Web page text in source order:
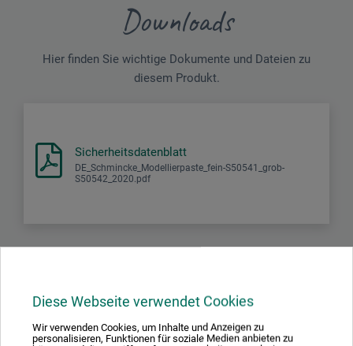
Diese Webseite verwendet Cookies
Wir verwenden Cookies, um Inhalte und Anzeigen zu
personalisieren, Funktionen für soziale Medien anbieten zu
Downloads
Hier finden Sie wichtige Dokumente und Dateien zu
diesem Produkt.
Sicherheitsdatenblatt
DE_Schmincke_Modellierpaste_fein-S50541_grob-
S50542_2020.pdf
Produktbewertungen (0)